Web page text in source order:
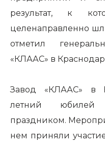
результат, к
целенаправленно
отметил
«КЛААС» в
Завод «КЛААС» в
летний юбилей
праздником.
нем приняли